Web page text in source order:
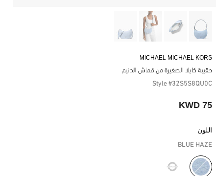
MICHAEL MICHAEL KORS
حقيبة كايلا الصغيرة من قماش الدنيم
Style #32S5S8QU0C
75 KWD
اللون
BLUE HAZE
مختار